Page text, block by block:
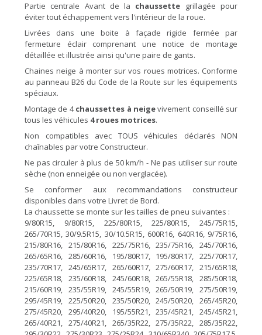
Partie centrale Avant de la chaussette grillagée pour
éviter tout échappement vers l'intérieur de la roue.
Livrées dans une boite à façade rigide fermée par
fermeture éclair comprenant une notice de montage
détaillée et illustrée ainsi qu'une paire de gants.
Chaines neige à monter sur vos roues motrices. Conforme
au panneau B26 du Code de la Route sur les équipements
spéciaux.
Montage de 4chaussettes à neigevivement conseillé sur
tous les véhicules 4 roues motrices.
Non compatibles avec TOUS véhicules déclarés NON
chaînables par votre Constructeur.
Ne pas circuler à plus de 50 km/h - Ne pas utiliser sur route
sèche (non enneigée ou non verglacée).
Se conformer aux recommandations constructeur
disponibles dans votre Livret de Bord.
La chaussette se monte sur les tailles de pneu suivantes :
9/80R15, 9/80R15, 225/80R15, 225/80R15, 245/75R15,
265/70R15, 30/9.5R15, 30/10.5R15, 600R16, 640R16, 9/75R16,
215/80R16, 215/80R16, 225/75R16, 235/75R16, 245/70R16,
265/65R16, 285/60R16, 195/80R17, 195/80R17, 225/70R17,
235/70R17, 245/65R17, 265/60R17, 275/60R17, 215/65R18,
225/65R18, 235/60R18, 245/60R18, 265/55R18, 285/50R18,
215/60R19, 235/55R19, 245/55R19, 265/50R19, 275/50R19,
295/45R19, 225/50R20, 235/50R20, 245/50R20, 265/45R20,
275/45R20, 295/40R20, 195/55R21, 235/45R21, 245/45R21,
265/40R21, 275/40R21, 265/35R22, 275/35R22, 285/35R22,